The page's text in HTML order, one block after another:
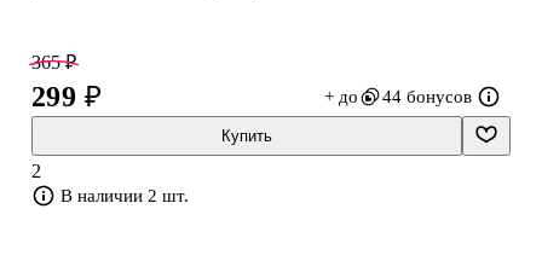
Нестандартные игровые задания, предлагаемые специалистами
Центра детской нейропсихологии им. А.Р. Лурия, помогут
развить способности ребенка и справиться с возникающими в
процессе учебы затруднениями, а также станут прекрасной
профилактикой возможных проблем.
365 ₽
299 ₽ + до 44 бонусов
Купить
2
В наличии 2 шт.